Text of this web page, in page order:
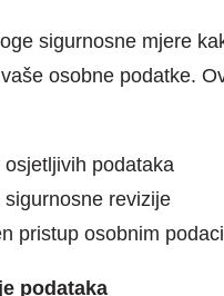
sigurnosne mjere
osobne podatke.
osjetljivih podataka
sigurnosne revizije
pristup osobnim
podataka